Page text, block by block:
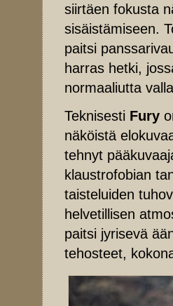
siirtäen fokusta
sisäistämiseen.
paitsi
harras hetki,
normaaliutta
Teknisesti Fury
näköistä
tehnyt
klaustrofobian
taisteluiden
helvetillisen
paitsi jyrisevä
tehosteet,